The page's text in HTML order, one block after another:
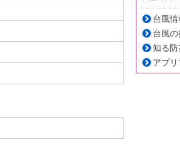
台風
台風
知る防
アプ